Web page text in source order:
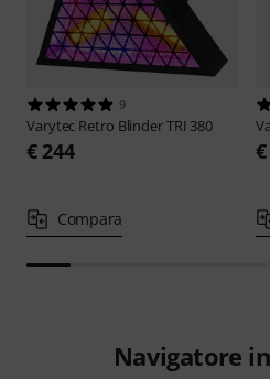
9
Varytec Retro Blinder TRI 380
€ 244
Compara
Navigatore